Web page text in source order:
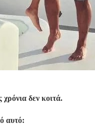
δεν κοιτά.
αυτό: